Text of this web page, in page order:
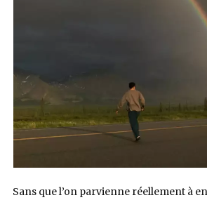
Sans que l’on parvienne réellement à